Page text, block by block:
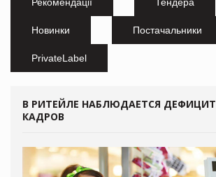
Новинки Постачальники
PrivateLabel
В РИТЕЙЛЕ НАБЛЮДАЕТСЯ ДЕФИЦИТ
КАДРОВ